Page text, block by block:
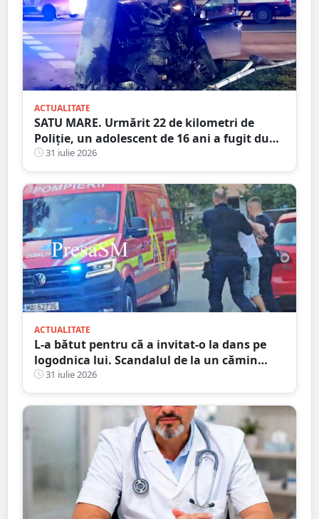
ACTUALITATE
SATU MARE. Urmărit 22 de kilometri de
Poliție, un adolescent de 16 ani a fugit după
ce a spulberat un stâlp
31 iulie 2026
ACTUALITATE
L-a bătut pentru că a invitat-o la dans pe
logodnica lui. Scandalul de la un cămin
cultural s-a încheiat cu condamnări și
despăgubiri
31 iulie 2026